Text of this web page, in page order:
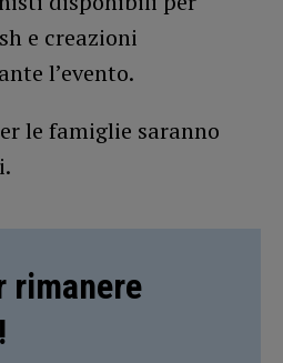
e creazioni
l’evento.
le famiglie saranno
rimanere